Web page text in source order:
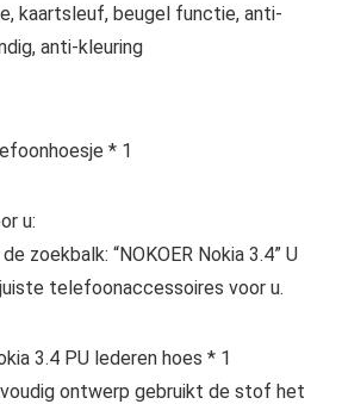
kaartsleuf, beugel functie, anti-
anti-kleuring
* 1
u:
zoekbalk: “NOKOER Nokia 3.4” U
telefoonaccessoires voor u.
3.4 PU lederen hoes * 1
ontwerp gebruikt de stof het